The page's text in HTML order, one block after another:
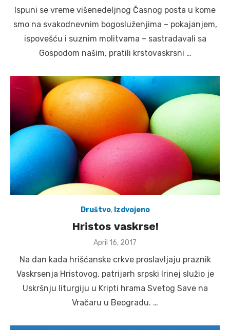
Ispuni se vreme višenedeljnog Časnog posta u kome
smo na svakodnevnim bogosluženjima – pokajanjem,
ispovešću i suznim molitvama – sastradavali sa
Gospodom našim, pratili krstovaskrsni …
Društvo, Izdvojeno
Hristos vaskrse!
Posted
April 16, 2017
Na dan kada hrišćanske crkve proslavljaju praznik
Vaskrsenja Hristovog, patrijarh srpski Irinej služio je
Uskršnju liturgiju u Kripti hrama Svetog Save na
Vračaru u Beogradu. …